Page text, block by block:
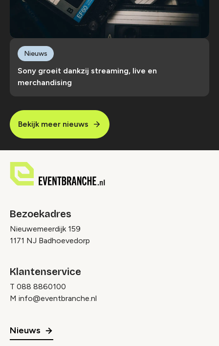
Sony groeit dankzij streaming, live en
merchandising
Nieuws
Bekijk meer nieuws
Bezoekadres
Nieuwemeerdijk 159
1171 NJ Badhoevedorp
Klantenservice
T 088 8860100
M info@eventbranche.nl
Nieuws